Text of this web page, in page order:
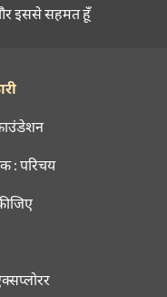
इससे सहमत हूँ
: परिचय